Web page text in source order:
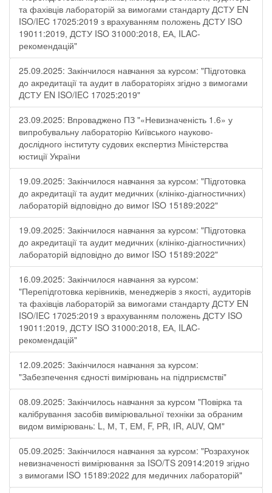
та фахівців лабораторій за вимогами стандарту ДСТУ EN
ISO/IEC 17025:2019 з врахуванням положень ДСТУ ISO
19011:2019, ДСТУ ISO 31000:2018, ЕА, ILAC-
рекомендацій"
25.09.2025: Закінчилося навчання за курсом: "Підготовка
до акредитації та аудит в лабораторіях згідно з вимогами
ДСТУ EN ISO/IEC 17025:2019"
23.09.2025: Впроваджено ПЗ "«Невизначеність 1.6» у
випробувальну лабораторію Київського науково-
дослідного інституту судових експертиз Міністерства
юстиції України
19.09.2025: Закінчилося навчання за курсом: "Підготовка
до акредитації та аудит медичних (клініко-діагностичних)
лабораторій відповідно до вимог ISO 15189:2022"
19.09.2025: Закінчилося навчання за курсом: "Підготовка
до акредитації та аудит медичних (клініко-діагностичних)
лабораторій відповідно до вимог ISO 15189:2022"
16.09.2025: Закінчилося навчання за курсом:
"Перепідготовка керівників, менеджерів з якості, аудиторів
та фахівців лабораторій за вимогами стандарту ДСТУ EN
ISO/IEC 17025:2019 з врахуванням положень ДСТУ ISO
19011:2019, ДСТУ ISO 31000:2018, ЕА, ILAC-
рекомендацій"
12.09.2025: Закінчилося навчання за курсом:
"Забезпечення єдності вимірювань на підприємстві"
08.09.2025: Закінчилось навчання за курсом "Повірка та
калібрування засобів вимірювальної техніки за обраним
видом вимірювань: L, М, Т, ЕМ, F, РR, ІR, АUV, QМ"
05.09.2025: Закінчилося навчання за курсом: "Розрахунок
невизначеності вимірювання за ISO/TS 20914:2019 згідно
з вимогами ISO 15189:2022 для медичних лабораторій"